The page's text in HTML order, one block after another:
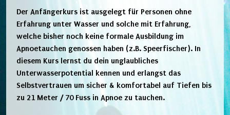
Der Anfängerkurs ist ausgelegt für Personen ohne
Erfahrung unter Wasser und solche mit Erfahrung,
welche bisher noch keine formale Ausbildung im
Apnoetauchen genossen haben (z.B. Speerfischer). In
diesem Kurs lernst du dein unglaubliches
Unterwasserpotential kennen und erlangst das
Selbstvertrauen um sicher & komfortabel auf Tiefen bis
zu 21 Meter / 70 Fuss in Apnoe zu tauchen.